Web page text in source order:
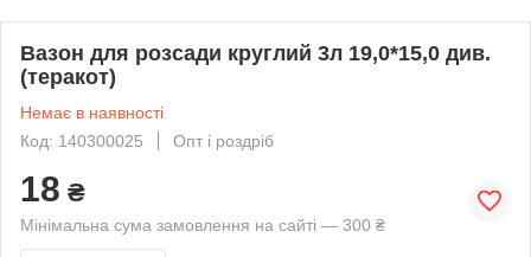
Вазон для розсади круглий 3л 19,0*15,0 див.
(теракот)
Немає в наявності
Код: 140300025
Опт і роздріб
18 ₴
Мінімальна сума замовлення на сайті — 300 ₴